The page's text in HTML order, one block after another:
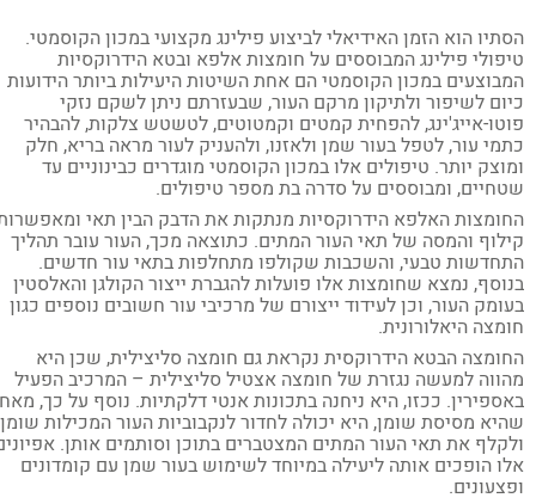
הוא הזמן האידיאלי לביצוע פילינג מקצועי במכון הקוסמטי.
פילינג המבוססים על חומצות אלפא ובטא הידרוקסיות
במכון הקוסמטי הם אחת השיטות היעילות ביותר הידועות
לשיפור ולתיקון מרקם העור, שבעזרתם ניתן לשקם נזקי
אייג'ינג, להפחית קמטים וקמטוטים, לטשטש צלקות, להבהיר
עור, לטפל בעור שמן ולאזנו, ולהעניק לעור מראה בריא, חלק
יותר. טיפולים אלו במכון הקוסמטי מוגדרים כבינוניים עד
ומבוססים על סדרה בת מספר טיפולים.
האלפא הידרוקסיות מנתקות את הדבק הבין תאי ומאפשרות
והמסה של תאי העור המתים. כתוצאה מכך, העור עובר תהליך
טבעי, והשכבות שקולפו מתחלפות בתאי עור חדשים.
נמצא שחומצות אלו פועלות להגברת ייצור הקולגן והאלסטין
העור, וכן לעידוד ייצורם של מרכיבי עור חשובים נוספים כגון
היאלורונית.
הבטא הידרוקסית נקראת גם חומצה סליצילית, שכן היא
למעשה נגזרת של חומצה אצטיל סליצילית – המרכיב הפעיל
ככזו, היא ניחנה בתכונות אנטי דלקתיות. נוסף על כך, מאחר
מסיסת שומן, היא יכולה לחדור לנקבוביות העור המכילות שומן
את תאי העור המתים המצטברים בתוכן וסותמים אותן. אפיונים
הופכים אותה ליעילה במיוחד לשימוש בעור שמן עם קומדונים